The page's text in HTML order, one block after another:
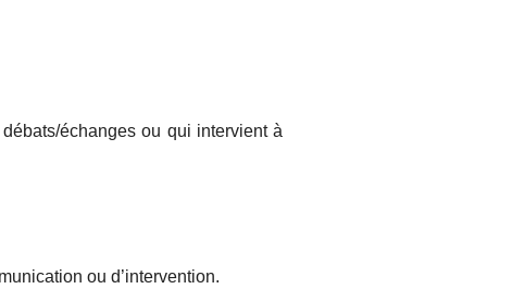
échanges ou qui intervient à
ou d’intervention.